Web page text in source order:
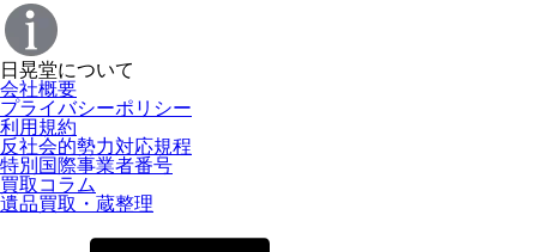
日晃堂について
会社概要
プライバシーポリシー
利用規約
反社会的勢力対応規程
特別国際事業者番号
買取コラム
遺品買取・蔵整理